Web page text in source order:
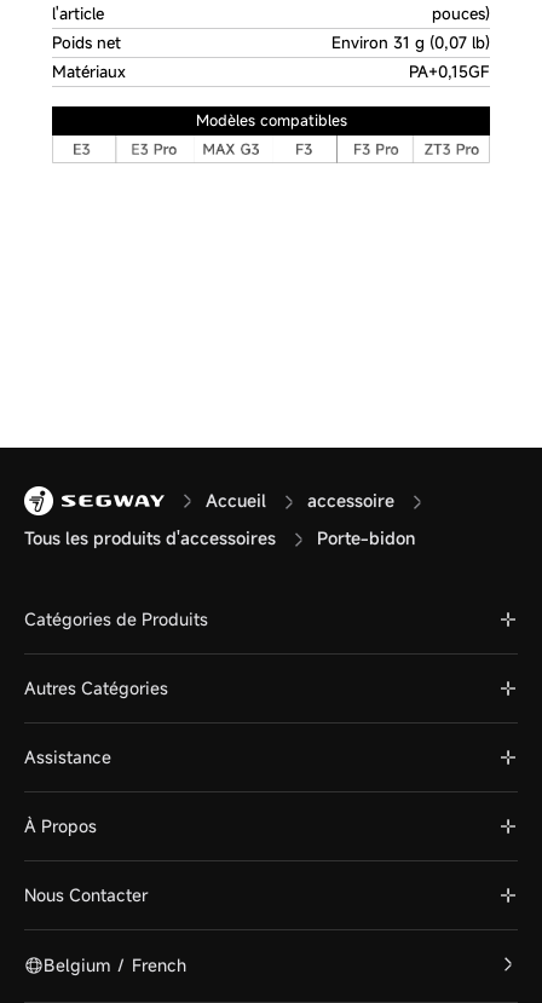
l'article
pouces)
Poids net
Environ 31 g (0,07 lb)
Matériaux
PA+0,15GF
Modèles compatibles
Accueil
accessoire
Tous les produits d'accessoires
Porte-bidon
Catégories de Produits
Autres Catégories
Assistance
À Propos
Nous Contacter
Belgium / French